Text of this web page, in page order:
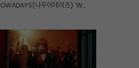
'W...